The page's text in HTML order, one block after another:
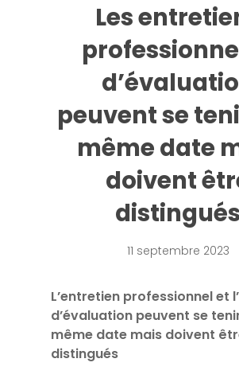
Les
peuvent se
même date
doivent
distingués
11 septembre 2023
L’entretien professionnel et
d’évaluation peuvent se
même date mais doivent
distingués